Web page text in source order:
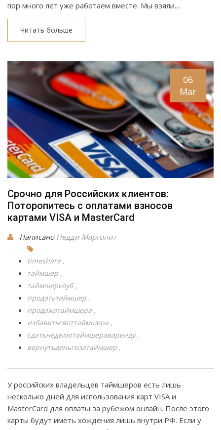
пор много лет уже работаем вместе. Мы взяли…
Читать больше
06
Mar
Срочно для Российских клиентов:
Поторопитесь с оплатами взносов
картами VISA и MasterCard
Написано Недди Марголит
timeshare
таймшер
таймшерклуб
продатьтаймшер
продажатаймшера
избавитьсяоттаймшера
сдатьнеделютаймшераваренду
вернутьденьгизатаймшер
У российских владельцев таймшеров есть лишь
несколько дней для использования карт VISA и
MasterCard для оплаты за рубежом онлайн. После этого
карты будут иметь хождения лишь внутри РФ. Если у